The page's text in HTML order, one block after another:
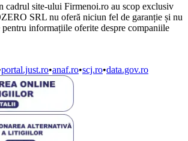
cadrul site-ului Firmenoi.ro au scop exclusiv
SRL nu oferă niciun fel de garanție și nu
pentru informațiile oferite despre companiile
portal.just.ro•anaf.ro•scj.ro•data.gov.ro